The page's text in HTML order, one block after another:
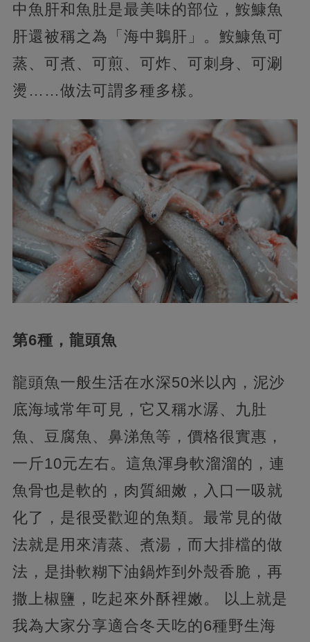
中魚肝和魚肚是最美味的部位，鮟鱇魚
肝還被稱之為「海中鵝肝」。鮟鱇魚可
蒸、可煮、可煎、可炸、可刺身、可涮
燙……做法可謂多種多樣。
第6種，龍頭魚
龍頭魚一般生活在水深50米以內，泥沙
底海域常年可見，它又稱水潺、九肚
魚、豆腐魚、鼻涕魚等，價格很實惠，
一斤10元左右。這魚渾身軟溜溜的，連
魚骨也是軟的，肉質細嫩，入口一吸就
化了，是很受歡迎的魚類。最常見的做
法就是用來清蒸、煮湯，而大排檔的做
法，是掛軟糊下油鍋炸到外殼香脆，再
撒上椒鹽，吃起來外酥裡嫩。 以上就是
我為大家分享適合冬天吃的6種野生海